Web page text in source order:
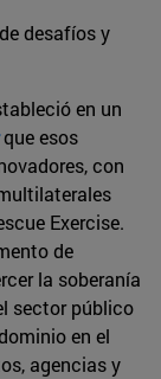
desafíos y
en un
que esos
con
Exercise.
de
la soberanía
sector público
en el
agencias y